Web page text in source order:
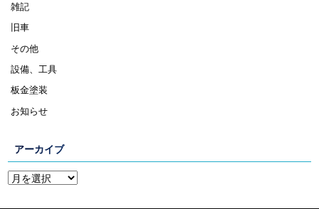
雑記
旧車
その他
設備、工具
板金塗装
お知らせ
アーカイブ